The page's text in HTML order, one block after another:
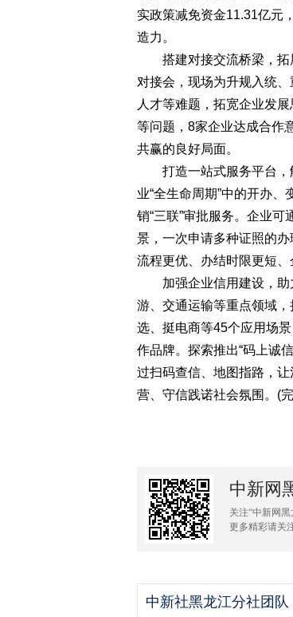
实政策减免资金11.31亿元
造力。
搭建对接交流桥梁，拓
对接会，现场为升规入统
人才等难题，拓宽企业发
等问题，8家企业达成合作
共赢的良好局面。
打造一站式服务平台，解
业“全生命周期”中的开办
销“三联”审批服务。企业
景，一次申请多种证照的
流程更优、办结时限更短、
加强企业信用建设，助力
游、交通运输等重点领域，
选、挺电商等45个应用场
作品牌。探索推出“码上诚
过扫码查信、地图指路，
营、守信践诺社会氛围。(
中新网
关注“中新网黑
更多精彩请关
中新社黑龙江分社团队